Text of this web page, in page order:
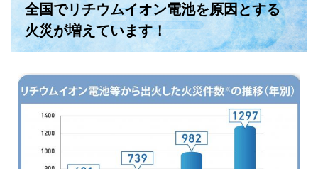
全国でリチウムイオン電池を原因とする
火災が増えています！